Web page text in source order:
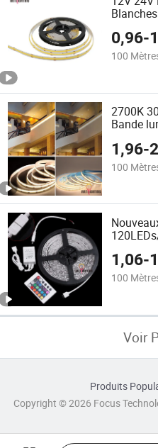
0,96-
100
2700K
Bande
1,96-
100
Bandes
blanche
réglable
1,06-
100
Voir
Produits
Copyright © 2026 Focus